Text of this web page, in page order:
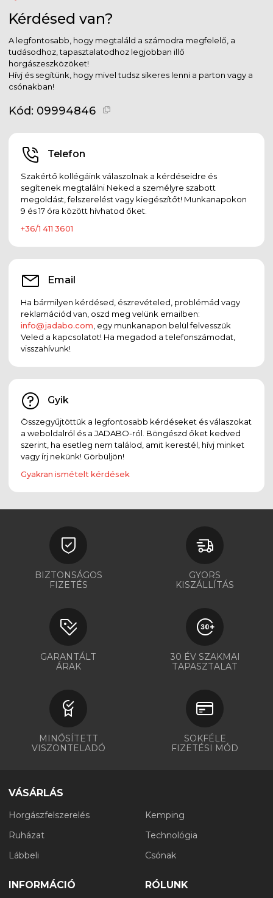
Kérdésed van?
A legfontosabb, hogy megtaláld a számodra megfelelő, a
tudásodhoz, tapasztalatodhoz legjobban illő
horgászeszközöket!
Hívj és segítünk, hogy mivel tudsz sikeres lenni a parton vagy a
csónakban!
Kód: 09994846
Telefon
Szakértő kollégáink válaszolnak a kérdéseidre és
segítenek megtalálni Neked a személyre szabott
megoldást, felszerelést vagy kiegészítőt! Munkanapokon
9 és 17 óra között hívhatod őket.
+36/1 411 3601
Email
Ha bármilyen kérdésed, észrevételed, problémád vagy
reklamációd van, oszd meg velünk emailben:
info@jadabo.com , egy munkanapon belül felvesszük
Veled a kapcsolatot! Ha megadod a telefonszámodat,
visszahívunk!
Gyik
Összegyűjtöttük a legfontosabb kérdéseket és válaszokat
a weboldalról és a JADABO-ról. Böngészd őket kedved
szerint, ha esetleg nem találod, amit kerestél, hívj minket
vagy írj nekünk! Görbüljön!
Gyakran ismételt kérdések
BIZTONSÁGOS
FIZETÉS
GYORS
KISZÁLLÍTÁS
GARANTÁLT
ÁRAK
30 ÉV SZAKMAI
TAPASZTALAT
MINŐSÍTETT
VISZONTELADÓ
SOKFÉLE
FIZETÉSI MÓD
VÁSÁRLÁS
Horgászfelszerelés
Ruházat
Lábbeli
Kemping
Technológia
Csónak
INFORMÁCIÓ RÓLUNK